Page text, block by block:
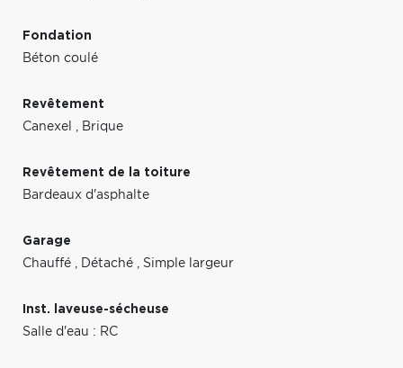
Fondation
Béton coulé
Revêtement
Canexel , Brique
Revêtement de la toiture
Bardeaux d'asphalte
Garage
Chauffé , Détaché , Simple largeur
Inst. laveuse-sécheuse
Salle d'eau : RC